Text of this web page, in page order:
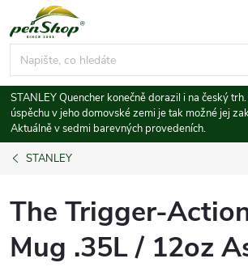
na
obsah
STANLEY Quencher konečně dorazil i na český
úspěchu v jeho domovské zemi je tak možné jej
Aktuálně v sedmi barevných provedeních.
STANLEY
The Trigger-
Mug .35L / 12oz